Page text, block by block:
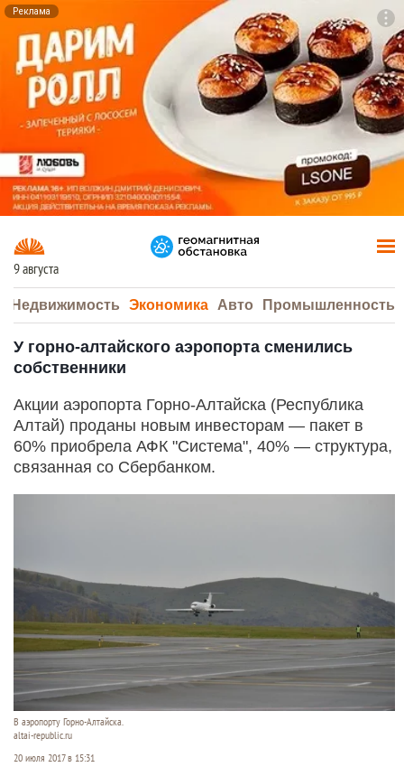
Реклама
9 августа
Недвижимость Экономика Авто Промышленность
У горно-алтайского аэропорта сменились
собственники
Акции аэропорта Горно-Алтайска (Республика
Алтай) проданы новым инвесторам — пакет в
60% приобрела АФК "Система", 40% — структура,
связанная со Сбербанком.
В аэропорту Горно-Алтайска.
altai-republic.ru
20 июля 2017 в 15:31